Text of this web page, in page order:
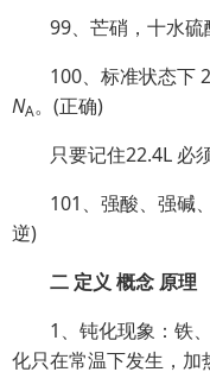
99、芒硝，十水硫
100、标准状态下
NA。(正确)
只要记住22.4L 必
101、强酸、强碱
逆)
二 定义 概念 原理
1、钝化现象：铁
化只在常温下发生，加